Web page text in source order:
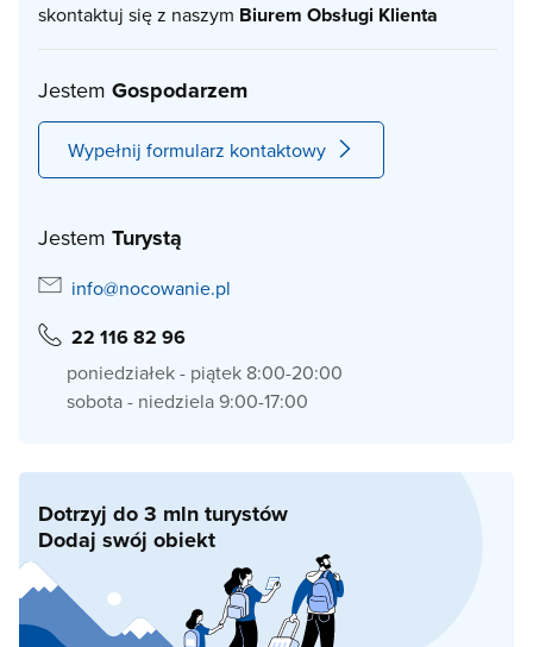
skontaktuj się z naszym Biurem Obsługi Klienta
Jestem Gospodarzem
Wypełnij formularz kontaktowy
Jestem Turystą
info@nocowanie.pl
22 116 82 96
poniedziałek - piątek 8:00-20:00
sobota - niedziela 9:00-17:00
Dotrzyj do 3 mln turystów
Dodaj swój obiekt